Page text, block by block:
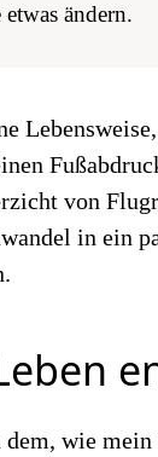
ändern.
von
in ein
wie